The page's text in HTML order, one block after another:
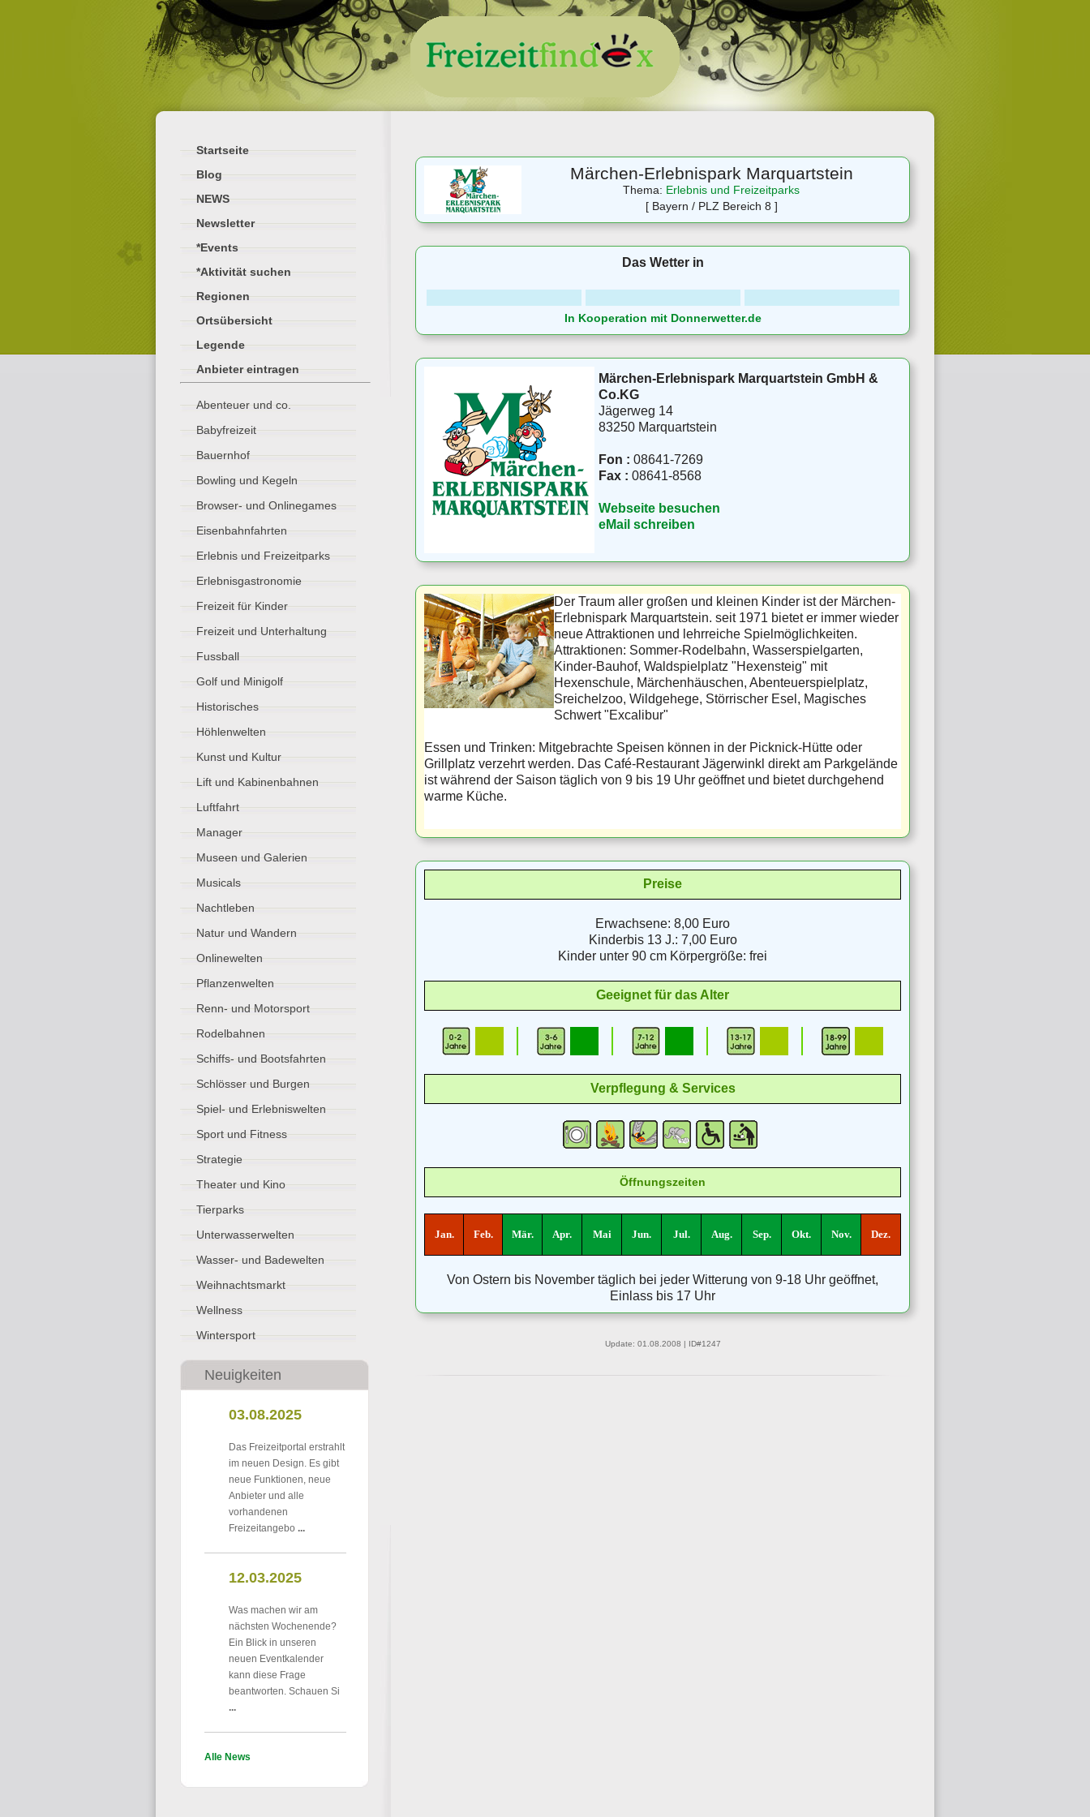
Startseite
Blog
NEWS
Newsletter
*Events
*Aktivität suchen
Regionen
Ortsübersicht
Legende
Anbieter eintragen
Abenteuer und co.
Babyfreizeit
Bauernhof
Bowling und Kegeln
Browser- und Onlinegames
Eisenbahnfahrten
Erlebnis und Freizeitparks
Erlebnisgastronomie
Freizeit für Kinder
Freizeit und Unterhaltung
Fussball
Golf und Minigolf
Historisches
Höhlenwelten
Kunst und Kultur
Lift und Kabinenbahnen
Luftfahrt
Manager
Museen und Galerien
Musicals
Nachtleben
Natur und Wandern
Onlinewelten
Pflanzenwelten
Renn- und Motorsport
Rodelbahnen
Schiffs- und Bootsfahrten
Schlösser und Burgen
Spiel- und Erlebniswelten
Sport und Fitness
Strategie
Theater und Kino
Tierparks
Unterwasserwelten
Wasser- und Badewelten
Weihnachtsmarkt
Wellness
Wintersport
Neuigkeiten
03.08.2025
Das Freizeitportal erstrahlt
im neuen Design. Es gibt
neue Funktionen, neue
Anbieter und alle
vorhandenen
Freizeitangebo ...
12.03.2025
Was machen wir am
nächsten Wochenende?
Ein Blick in unseren
neuen Eventkalender
kann diese Frage
beantworten. Schauen Si
...
Alle News
Märchen-Erlebnispark Marquartstein
Thema: Erlebnis und Freizeitparks
[ Bayern / PLZ Bereich 8 ]
Das Wetter in
In Kooperation mit Donnerwetter.de
Märchen-Erlebnispark Marquartstein GmbH &
Co.KG
Jägerweg 14
83250 Marquartstein
Fon : 08641-7269
Fax : 08641-8568
Webseite besuchen
eMail schreiben
Der Traum aller großen und kleinen Kinder ist der Märchen-
Erlebnispark Marquartstein. seit 1971 bietet er immer wieder
neue Attraktionen und lehrreiche Spielmöglichkeiten.
Attraktionen: Sommer-Rodelbahn, Wasserspielgarten,
Kinder-Bauhof, Waldspielplatz "Hexensteig" mit
Hexenschule, Märchenhäuschen, Abenteuerspielplatz,
Sreichelzoo, Wildgehege, Störrischer Esel, Magisches
Schwert "Excalibur"
Essen und Trinken: Mitgebrachte Speisen können in der Picknick-Hütte oder
Grillplatz verzehrt werden. Das Café-Restaurant Jägerwinkl direkt am Parkgelände
ist während der Saison täglich von 9 bis 19 Uhr geöffnet und bietet durchgehend
warme Küche.
Preise
Erwachsene: 8,00 Euro
Kinderbis 13 J.: 7,00 Euro
Kinder unter 90 cm Körpergröße: frei
Geeignet für das Alter
Verpflegung & Services
Öffnungszeiten
Jan. Feb. Mär. Apr. Mai Jun. Jul. Aug. Sep. Okt. Nov. Dez.
Von Ostern bis November täglich bei jeder Witterung von 9-18 Uhr geöffnet,
Einlass bis 17 Uhr
Update: 01.08.2008 | ID#1247